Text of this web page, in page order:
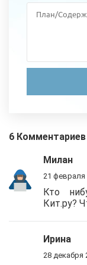
6 Комментариев
Милан
21 февраля
Кто
Кит.ру?
Ирина
28 декабря